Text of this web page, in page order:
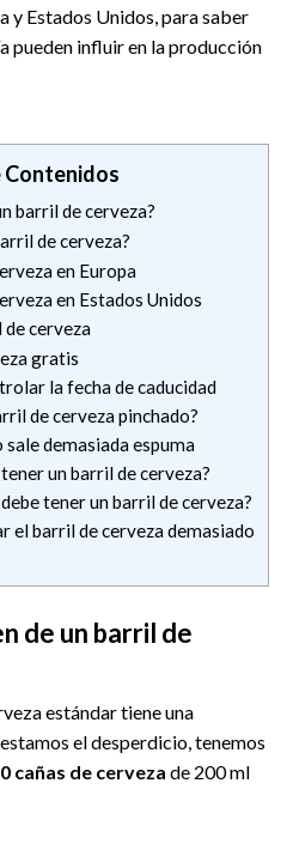
y Estados Unidos, para saber
pueden influir en la producción
Contenidos
barril de cerveza?
de cerveza?
en Europa
en Estados Unidos
de cerveza
gratis
la fecha de caducidad
de cerveza pinchado?
demasiada espuma
un barril de cerveza?
tener un barril de cerveza?
el barril de cerveza demasiado
de un barril de
estándar tiene una
el desperdicio, tenemos
cañas de cerveza de 200 ml